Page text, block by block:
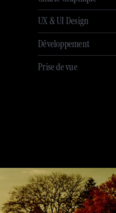
UX & UI Design
Développement
Prise de vue